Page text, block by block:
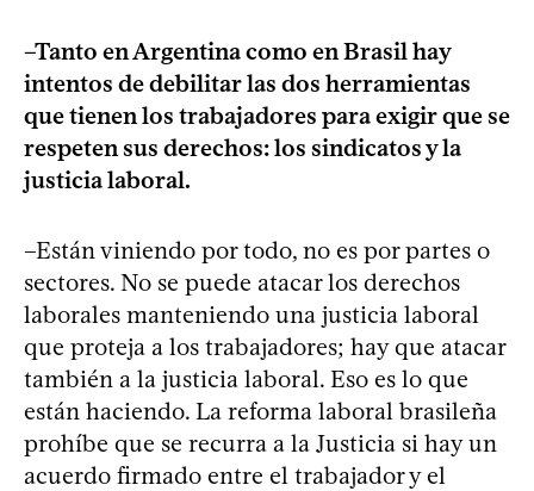
–Tanto en Argentina como en Brasil hay
intentos de debilitar las dos herramientas
que tienen los trabajadores para exigir que se
respeten sus derechos: los sindicatos y la
justicia laboral.
–Están viniendo por todo, no es por partes o
sectores. No se puede atacar los derechos
laborales manteniendo una justicia laboral
que proteja a los trabajadores; hay que atacar
también a la justicia laboral. Eso es lo que
están haciendo. La reforma laboral brasileña
prohíbe que se recurra a la Justicia si hay un
acuerdo firmado entre el trabajador y el